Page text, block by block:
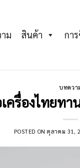
ม สินค้า กา
บทควา
ครื่องไทยท
POSTED ONตุลาคม 31,